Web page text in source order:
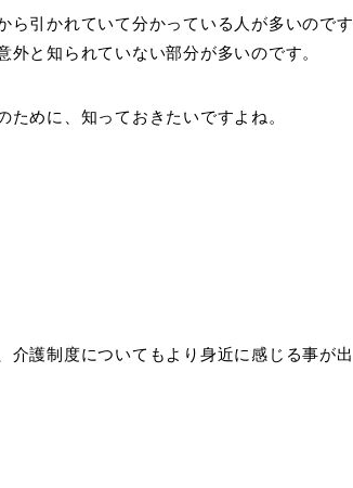
ら引かれていて分かっている人が多いのです
と知られていない部分が多いのです。
めに、知っておきたいですよね。
護制度についてもより身近に感じる事が出